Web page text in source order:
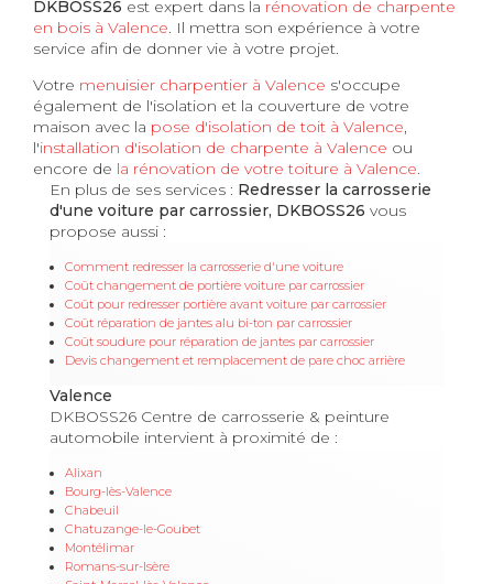
DKBOSS26 est expert dans la rénovation de charpente
en bois à Valence. Il mettra son expérience à votre
service afin de donner vie à votre projet.
Votre menuisier charpentier à Valence s'occupe
également de l'isolation et la couverture de votre
maison avec la pose d'isolation de toit à Valence,
l'installation d'isolation de charpente à Valence ou
encore de la rénovation de votre toiture à Valence.
En plus de ses services : Redresser la carrosserie
d'une voiture par carrossier, DKBOSS26 vous
propose aussi :
Comment redresser la carrosserie d'une voiture
Coût changement de portière voiture par carrossier
Coût pour redresser portière avant voiture par carrossier
Coût réparation de jantes alu bi-ton par carrossier
Coût soudure pour réparation de jantes par carrossier
Devis changement et remplacement de pare choc arrière
Valence
DKBOSS26 Centre de carrosserie & peinture
automobile intervient à proximité de :
Alixan
Bourg-lès-Valence
Chabeuil
Chatuzange-le-Goubet
Montélimar
Romans-sur-Isère